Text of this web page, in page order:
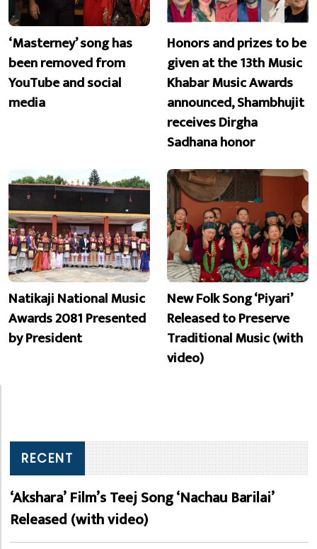
‘Masterney’ song has
been removed from
YouTube and social
media
Honors and prizes to be
given at the 13th Music
Khabar Music Awards
announced, Shambhujit
receives Dirgha
Sadhana honor
Natikaji National Music
Awards 2081 Presented
by President
New Folk Song ‘Piyari’
Released to Preserve
Traditional Music (with
video)
RECENT
‘Akshara’ Film’s Teej Song ‘Nachau Barilai’
Released (with video)